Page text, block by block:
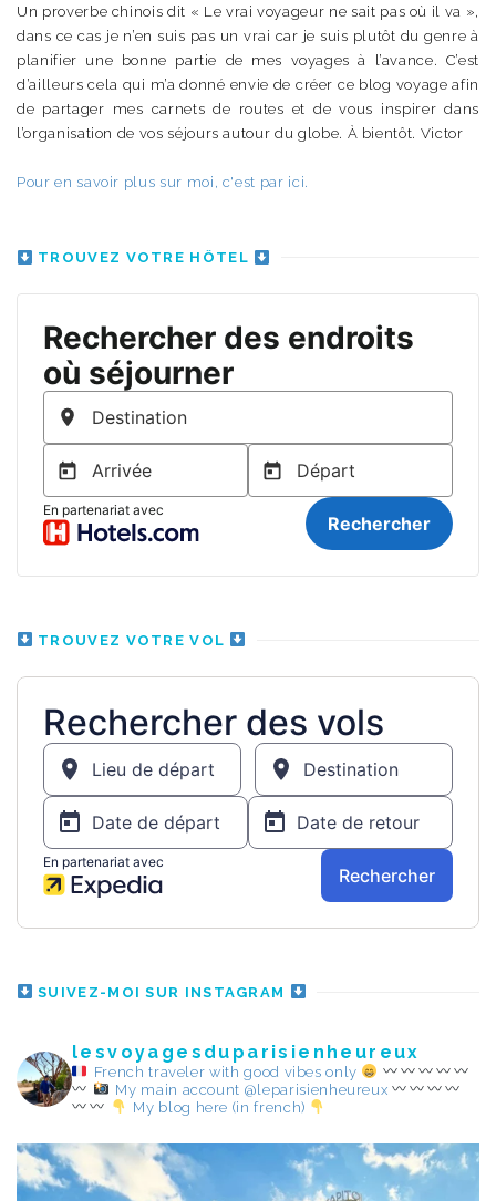
Un proverbe chinois dit « Le vrai voyageur ne sait pas où il va »,
dans ce cas je n’en suis pas un vrai car je suis plutôt du genre à
planifier une bonne partie de mes voyages à l’avance. C’est
d’ailleurs cela qui m’a donné envie de créer ce blog voyage afin
de partager mes carnets de routes et de vous inspirer dans
l’organisation de vos séjours autour du globe. À bientôt. Victor
Pour en savoir plus sur moi, c'est par ici.
TROUVEZ VOTRE HÔTEL
TROUVEZ VOTRE VOL
SUIVEZ-MOI SUR INSTAGRAM
lesvoyagesduparisienheureux
French traveler with good vibes only
My main account @leparisienheureux
My blog here (in french)